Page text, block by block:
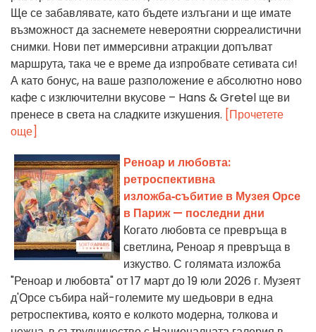
Ще се забавлявате, като бъдете излъгани и ще имате
възможност да заснемете невероятни сюрреалистични
снимки. Нови пет иммерсивни атракции допълват
маршрута, така че е време да изпробвате сетивата си!
А като бонус, на ваше разположение е абсолютно ново
кафе с изключителни вкусове – Hans & Gretel ще ви
пренесе в света на сладките изкушения. [Прочетете
още]
Реноар и любовта:
ретроспективна
изложба‑събитие в Музея Орсе
в Париж — последни дни
Когато любовта се превръща в
светлина, Реноар я превръща в
изкуство. С голямата изложба
"Реноар и любовта" от 17 март до 19 юли 2026 г. Музеят
д'Орсе събира най-големите му шедьоври в една
ретроспектива, която е колкото модерна, толкова и